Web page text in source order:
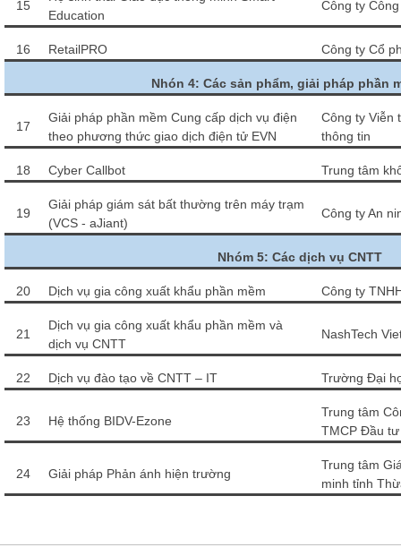
15
Education
Công ty
16 RetailPRO Công ty Cổ
Nhón 4: Các sản phẩm, giải pháp phần
17
Giải pháp phần mềm Cung cấp dịch vụ điện
theo phương thức giao dịch điện tử EVN
Công ty Viễn
thông tin
18 Cyber Callbot Trung tâm
19
Giải pháp giám sát bất thường trên máy trạm
(VCS - aJiant)
Công ty An
Nhóm 5: Các dịch vụ CNTT
20 Dịch vụ gia công xuất khẩu phần mềm Công ty
21
Dịch vụ gia công xuất khẩu phần mềm và
dịch vụ CNTT
NashTech
22 Dịch vụ đào tạo về CNTT – IT Trường Đại
23 Hệ thống BIDV-Ezone
Trung tâm
TMCP Đầu
24 Giải pháp Phản ánh hiện trường
Trung tâm
minh tỉnh